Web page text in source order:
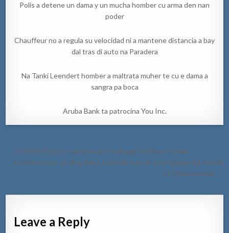
Polis a detene un dama y un mucha homber cu arma den nan
poder
Chauffeur no a regula su velocidad ni a mantene distancia a bay
dal tras di auto na Paradera
Na Tanki Leendert homber a maltrata muher te cu e dama a
sangra pa boca
Aruba Bank ta patrocina You Inc.
Post
navigation
← [VIDEO] Auto na candela den madruga na Riberostraat
Accidente ora un chauffeur a bay dal tras di un V-Wagen na Arnold
M. Shuttestraat →
Leave a Reply